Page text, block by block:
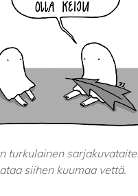
turkulainen
siihen kuumaa vettä.